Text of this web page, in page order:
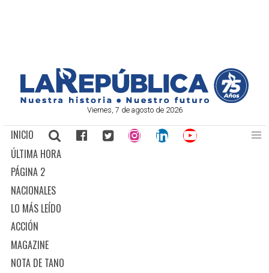
Viernes, 7 de agosto de 2026
INICIO
ÚLTIMA HORA
PÁGINA 2
NACIONALES
LO MÁS LEÍDO
ACCIÓN
MAGAZINE
NOTA DE TANO